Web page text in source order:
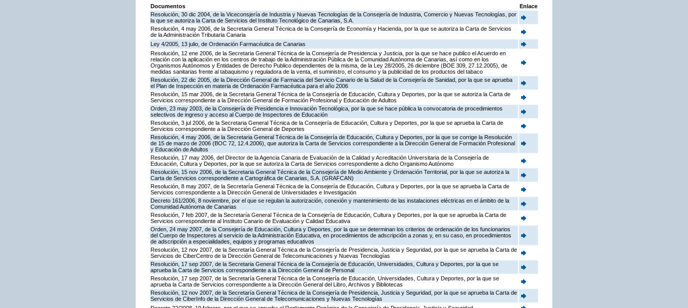
Documentos
Enlace
Resolución, 30 dic 2004, de la Viceconsjería de Industria y Nuevas Tecnologías de la Consejería de Industria, Comercio y Nuevas Tecnologías, por
la que se autoriza la Carta de Servicios del Instituto Tecnológico de Canarias, S.A.
Resolución, 4 may 2006, de la Secretaria General Técnica de la Consejería de Economía y Hacienda, por la que se autoriza la Carta de Servicios
de la Administración Tributaria Canaria
Ley 4/2005, 13 julio, de Ordenación Farmacéutica de Canarias
Resolución, 12 ene 2006, de la Secretaria General Técnica de la Consejería de Presidencia y Justicia, por la que se hace publico el Acuerdo en
relación con la aplicación en los centros de trabajo de la Administración Pública de la Comunidad Autónoma de Canarias, así como en los
Organismos Autónomos y Entidades de Derecho Publico dependientes de la misma, de la Ley 28/2005, 26 diciembre (BOE 309, 27.12.2005), de
medidas sanitarias frente al tabaquismo y reguladora de la venta, el suministro, el consumo y la publicidad de los productos del tabaco
Resolución, 22 dic 2005, de la Dirección General de Farmacia del Servicio Canario de la Salud de la Consejería de Sanidad, por la que se aprueba
el Plan de Inspección en materia de Ordenación Farmacéutica para el año 2006
Resolución, 15 mar 2006, de la Secretaria General Técnica de la Consejería de Educación, Cultura y Deportes, por la que se autoriza la Carta de
Servicios correspondiente a la Dirección General de Formación Profesional y Educación de Adultos
Orden, 23 may 2003, de la Consejería de Presidencia e Innovación Tecnológica, por la que se hace pública la convocatoria de procedimientos
selectivos de ingreso y acceso al Cuerpo de Inspectores de Educación
Resolución, 3 jul 2006, de la Secretaria General Técnica de la Consejería de Educación, Cultura y Deportes, por la que se aprueba la Carta de
Servicios correspondiente a la Dirección General de Deportes
Resolución, 4 may 2006, de la Secretaria General Técnica de la Consejería de Educación, Cultura y Deportes, por la que se corrige la Resolución
de 15 de marzo de 2006 (BOC 72, 12.4.2006), que autoriza la Carta de Servicios correspondiente a la Dirección General de Formación Profesional
y Educación de Adultos
Resolución, 17 may 2006, del Director de la Agencia Canaria de Evaluación de la Calidad y Acreditación Universitaria de la Consejería de
Educación, Cultura y Deportes, por la que se autoriza la Carta de Servicios correspondiente a dicho Organismo Autónomo
Resolución, 15 nov 2006, de la Secretaria General Técnica de la Consejería de Medio Ambiente y Ordenación Territorial, por la que se autoriza la
Carta de Servicios correspondiente a Cartográfica de Canarias, S.A. (GRAFCAN)
Resolución, 8 may 2007, de la Secretaría General Técnica de la Consejería de Educación, Cultura y Deportes, por la que se aprueba la Carta de
Servicios correspondiente a la Dirección General de Universidades e Investigación
Decreto 161/2006, 8 noviembre, por el que se regulan la autorización, conexión y mantenimiento de las instalaciones eléctricas en el ámbito de la
Comunidad Autónoma de Canarias
Resolución, 7 feb 2007, de la Secretaría General Técnica de la Consejería de Educación, Cultura y Deportes, por la que se aprueba la Carta de
Servicios correspondiente al Instituto Canario de Evaluación y Calidad Educativa
Orden, 24 may 2007, de la Consejería de Educación, Cultura y Deportes, por la que se determinan los criterios de ordenación de los funcionarios
del Cuerpo de Inspectores al servicio de la Administración Educativa, en procedimientos de adscripción a zonas y, en su caso, en procedimientos
de adscripción a especialidades, equipos y programas educativos
Resolución, 12 nov 2007, de la Secretaría General Técnica de la Consejería de Presidencia, Justicia y Seguridad, por la que se aprueba la Carta de
Servicios de CiberCentro de la Dirección General de Telecomunicaciones y Nuevas Tecnologías
Resolución, 17 sep 2007, de la Secretaria General Técnica de la Consejería de Educación, Universidades, Cultura y Deportes, por la que se
aprueba la Carta de Servicios correspondiente a la Dirección General de Personal
Resolución, 17 sep 2007, de la Secretaría General Técnica de la Consejería de Educación, Universidades, Cultura y Deportes, por la que se
aprueba la Carta de Servicios correspondiente a la Dirección General del Libro, Archivos y Bibliotecas
Resolución, 12 nov 2007, de la Secretaría General Técnica de la Consejería de Presidencia, Justicia y Seguridad, por la que se aprueba la Carta de
Servicios de CiberInfo de la Dirección General de Telecomunicaciones y Nuevas Tecnologías